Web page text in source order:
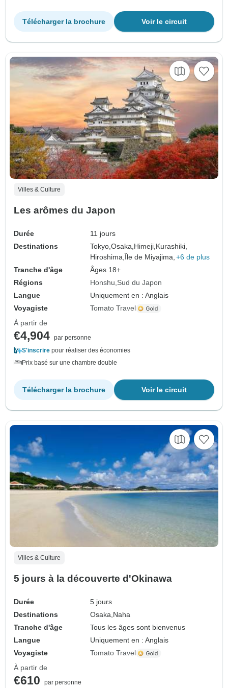
Voir le circuit
Télécharger la brochure
Villes & Culture
Les arômes du Japon
Durée
11 jours
Destinations
Tokyo,Osaka,Himeji,Kurashiki,
Hiroshima,Île de Miyajima, +6 de plus
Tranche d'âge
Âges 18+
Régions
Honshu Sud du Japon
Langue
Uniquement en : Anglais
Voyagiste
Tomato Travel
À partir de
€4,904 par personne
S'inscrire pour réaliser des économies
Prix basé sur une chambre double
Voir le circuit
Télécharger la brochure
Villes & Culture
5 jours à la découverte d'Okinawa
Durée
5 jours
Destinations
Osaka,Naha
Tranche d'âge
Tous les âges sont bienvenus
Langue
Uniquement en : Anglais
Voyagiste
Tomato Travel
À partir de
€610
par personne